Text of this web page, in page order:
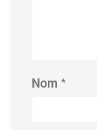
Nom *